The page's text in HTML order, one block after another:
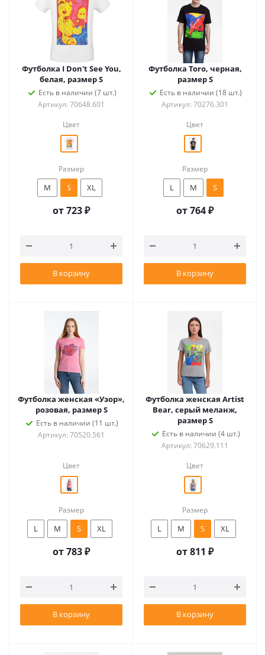
Футболка I Don't See You,
белая, размер S
Есть в наличии (7 шт.)
Артикул: 70648.601
Цвет
Размер
M S XL
от723 ₽
В корзину
Футболка Toro, черная,
размер S
Есть в наличии (18 шт.)
Артикул: 70276.301
Цвет
Размер
L M S
от764 ₽
В корзину
Футболка женская «Узор»,
розовая, размер S
Есть в наличии (11 шт.)
Артикул: 70520.561
Цвет
Размер
L M S XL
от783 ₽
В корзину
Футболка женская Artist
Bear, серый меланж,
размер S
Есть в наличии (4 шт.)
Артикул: 70629.111
Цвет
Размер
L M S XL
от811 ₽
В корзину